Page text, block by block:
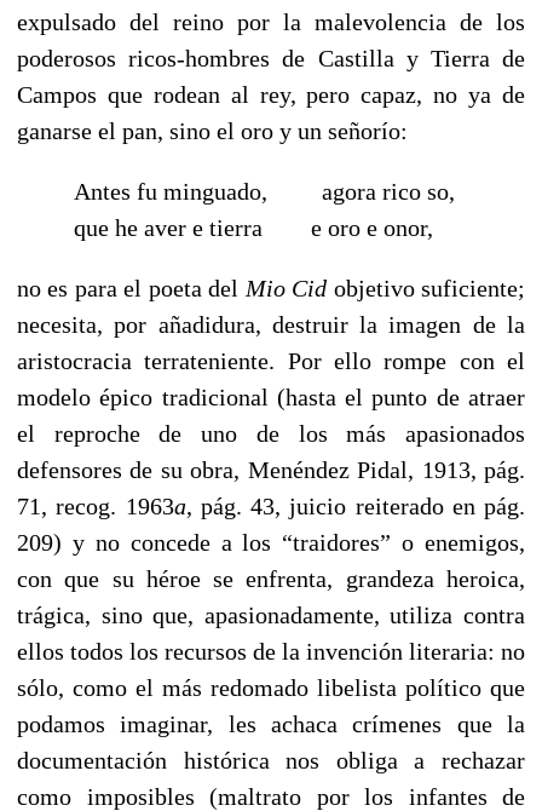
expulsado del reino por la malevolencia de los
poderosos ricos-hombres de Castilla y Tierra de
Campos que rodean al rey, pero capaz, no ya de
ganarse el pan, sino el oro y un señorío:
Antes fu minguado,
agora rico so,
que he aver e tierra
e oro e onor,
no es para el poeta del Mio Cid objetivo suficiente;
necesita, por añadidura, destruir la imagen de la
aristocracia terrateniente. Por ello rompe con el
modelo épico tradicional (hasta el punto de atraer
el reproche de uno de los más apasionados
defensores de su obra, Menéndez Pidal, 1913, pág.
71, recog. 1963a, pág. 43, juicio reiterado en pág.
209) y no concede a los “traidores” o enemigos,
con que su héroe se enfrenta, grandeza heroica,
trágica, sino que, apasionadamente, utiliza contra
ellos todos los recursos de la invención literaria: no
sólo, como el más redomado libelista político que
podamos imaginar, les achaca crímenes que la
documentación histórica nos obliga a rechazar
como imposibles (maltrato por los infantes de